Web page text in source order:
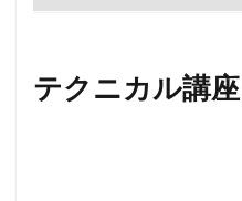
テクニカル講座